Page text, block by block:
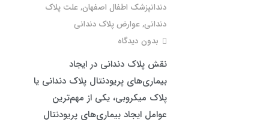
دندانپزشک اطفال اصفهان,علت پلاک
دندانی,عوارض پلاک دندانی
بدون دیدگاه
نقش پلاک دندانی در ایجاد
بیماری‌های پریودنتال پلاک دندانی یا
پلاک میکروبی، یکی از مهم‌ترین
عوامل ایجاد بیماری‌های پریودنتال